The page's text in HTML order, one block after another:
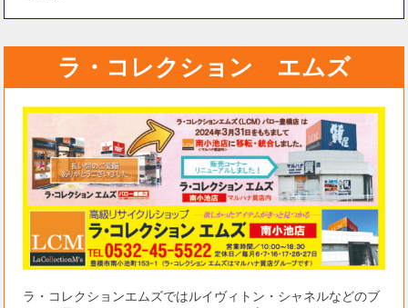
ラ・コレクション エムズ
ラ・コレクションエムズではルイヴィトン・シャネルなどのブ